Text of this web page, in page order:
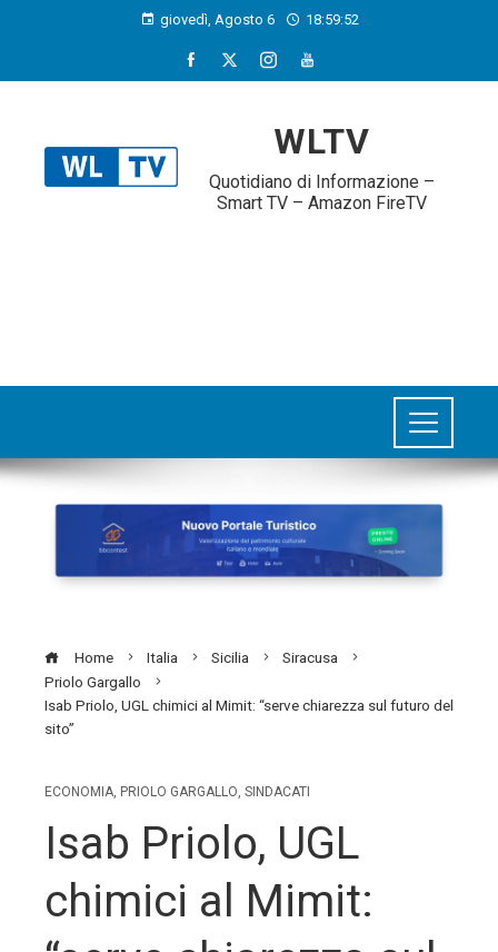
giovedì, Agosto 6 18:59:53
WLTV
Quotidiano di Informazione –
Smart TV – Amazon FireTV
Home Italia Sicilia
Siracusa
Priolo Gargallo
Isab Priolo, UGL chimici al Mimit: “serve chiarezza sul futuro del
sito”
ECONOMIA, PRIOLO GARGALLO, SINDACATI
Isab Priolo, UGL
chimici al Mimit: